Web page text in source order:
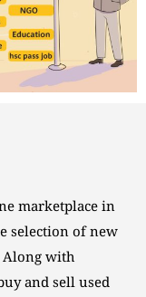
marketplace in
selection of new
Along with
and sell used